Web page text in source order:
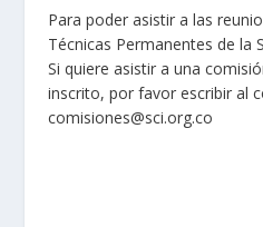
Para poder asistir a las
Técnicas Permanentes de la
Si quiere asistir a una
inscrito, por favor escribir al
comisiones@sci.org.co